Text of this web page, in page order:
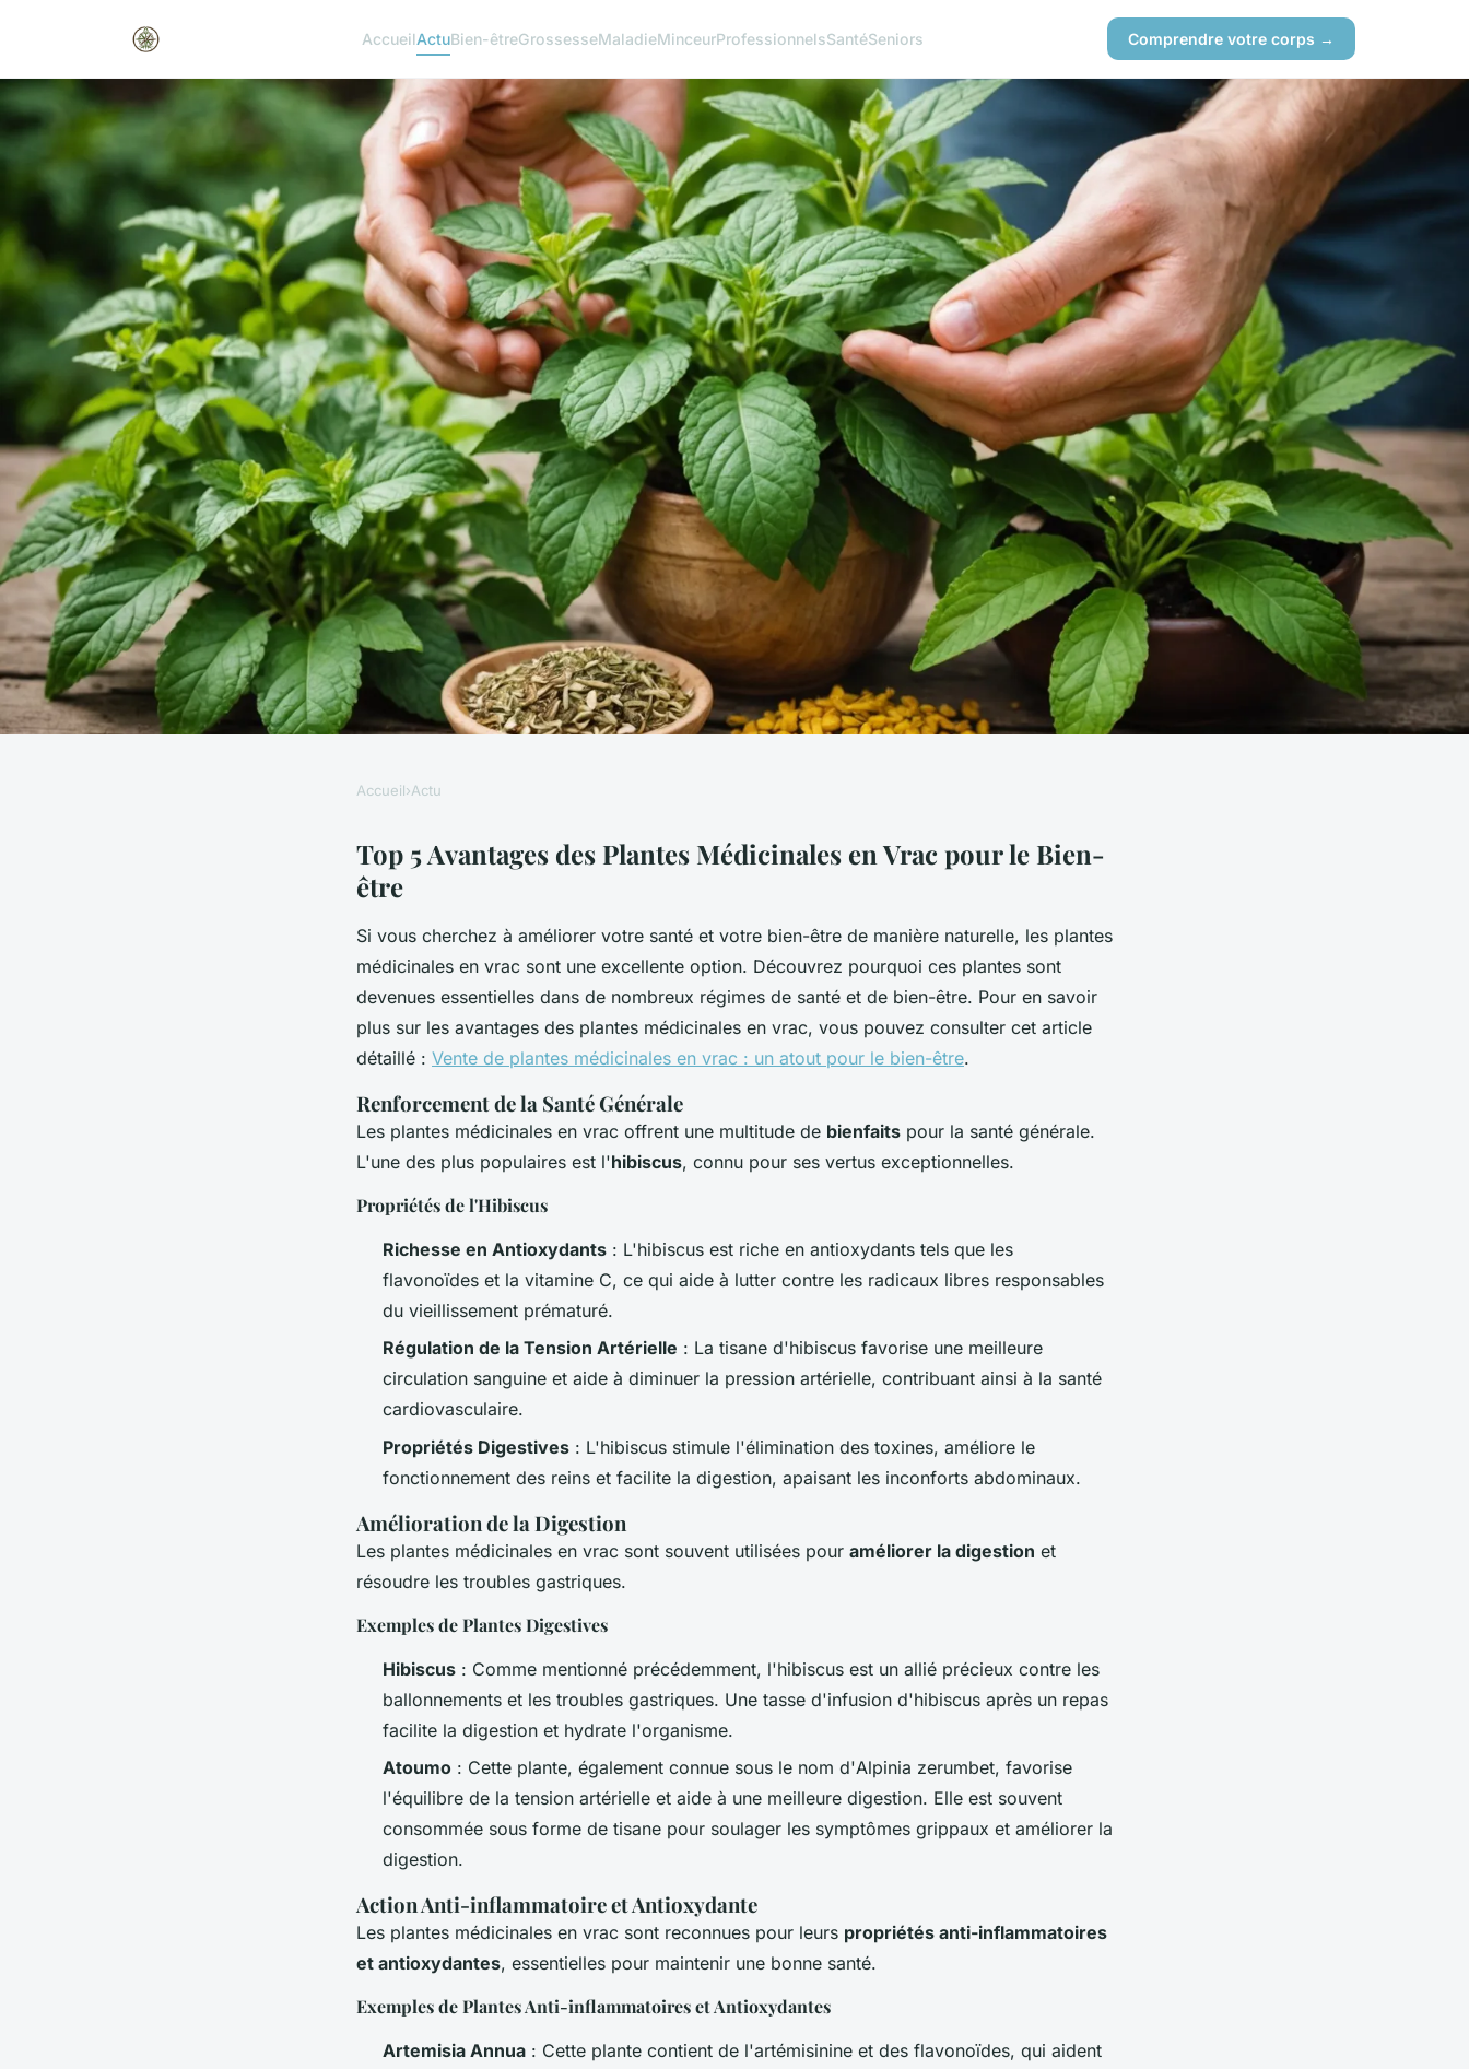
AccueilActuBien-êtreGrossesseMaladieMinceurProfessionnelsSantéSeniors Comprendre votre corps →
Top 5 avantages des plantes
médicinales en vrac pour le bien-être
Accueil›Actu
Top 5 Avantages des Plantes Médicinales en Vrac pour le Bien-
être
Si vous cherchez à améliorer votre santé et votre bien-être de manière naturelle, les plantes
médicinales en vrac sont une excellente option. Découvrez pourquoi ces plantes sont
devenues essentielles dans de nombreux régimes de santé et de bien-être. Pour en savoir
plus sur les avantages des plantes médicinales en vrac, vous pouvez consulter cet article
détaillé : Vente de plantes médicinales en vrac : un atout pour le bien-être.
Renforcement de la Santé Générale
Les plantes médicinales en vrac offrent une multitude de bienfaits pour la santé générale.
L'une des plus populaires est l'hibiscus, connu pour ses vertus exceptionnelles.
Propriétés de l'Hibiscus
Richesse en Antioxydants : L'hibiscus est riche en antioxydants tels que les
flavonoïdes et la vitamine C, ce qui aide à lutter contre les radicaux libres responsables
du vieillissement prématuré.
Régulation de la Tension Artérielle : La tisane d'hibiscus favorise une meilleure
circulation sanguine et aide à diminuer la pression artérielle, contribuant ainsi à la santé
cardiovasculaire.
Propriétés Digestives : L'hibiscus stimule l'élimination des toxines, améliore le
fonctionnement des reins et facilite la digestion, apaisant les inconforts abdominaux.
Amélioration de la Digestion
Les plantes médicinales en vrac sont souvent utilisées pour améliorer la digestion et
résoudre les troubles gastriques.
Exemples de Plantes Digestives
Hibiscus : Comme mentionné précédemment, l'hibiscus est un allié précieux contre les
ballonnements et les troubles gastriques. Une tasse d'infusion d'hibiscus après un repas
facilite la digestion et hydrate l'organisme.
Atoumo : Cette plante, également connue sous le nom d'Alpinia zerumbet, favorise
l'équilibre de la tension artérielle et aide à une meilleure digestion. Elle est souvent
consommée sous forme de tisane pour soulager les symptômes grippaux et améliorer la
digestion.
Action Anti-inflammatoire et Antioxydante
Les plantes médicinales en vrac sont reconnues pour leurs propriétés anti-inflammatoires
et antioxydantes, essentielles pour maintenir une bonne santé.
Exemples de Plantes Anti-inflammatoires et Antioxydantes
Artemisia Annua : Cette plante contient de l'artémisinine et des flavonoïdes, qui aident